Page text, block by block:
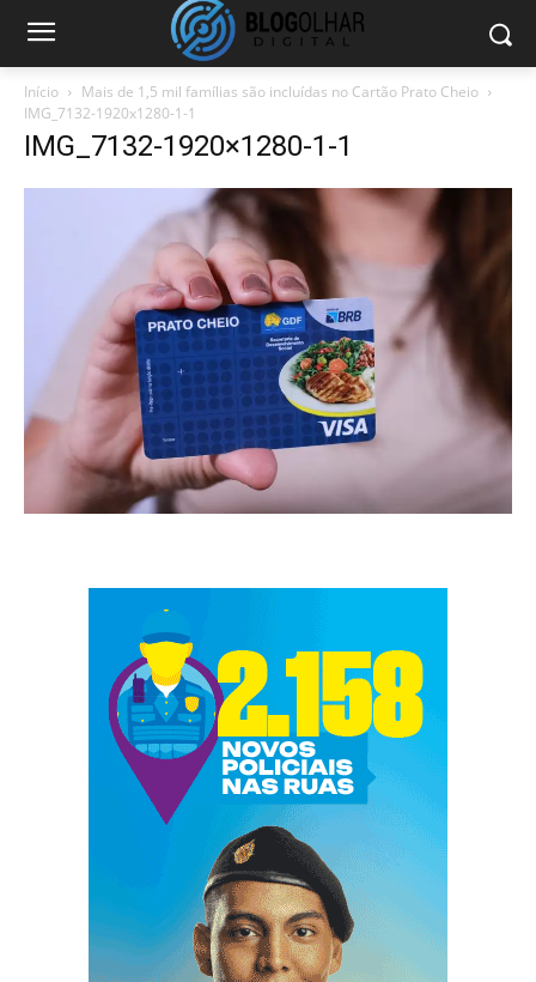
Início
Mais de 1,5 mil famílias são incluídas no Cartão Prato Cheio
IMG_7132-1920x1280-1-1
IMG_7132-1920×1280-1-1